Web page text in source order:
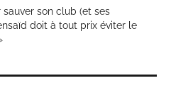
son club (et ses
doit à tout prix éviter le